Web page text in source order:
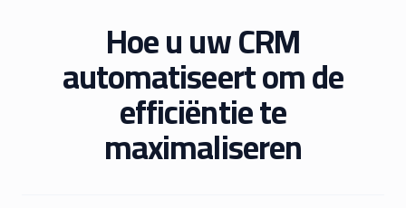
Hoe u uw CRM
automatiseert om de
efficiëntie te
maximaliseren